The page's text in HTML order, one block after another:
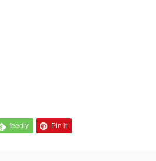
feedly Pin it